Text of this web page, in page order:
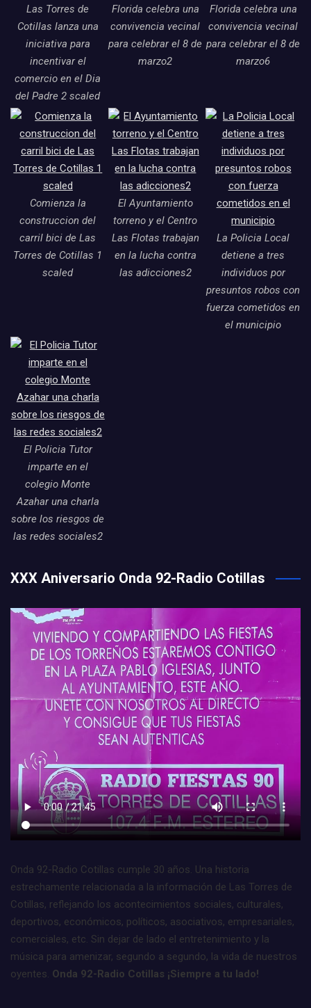
Las Torres de
Cotillas lanza una
iniciativa para
incentivar el
comercio en el Dia
del Padre 2 scaled
Florida celebra una
convivencia vecinal
para celebrar el 8 de
marzo2
Florida celebra una
convivencia vecinal
para celebrar el 8 de
marzo6
Comienza la
construccion del
carril bici de Las
Torres de Cotillas 1
scaled
El Ayuntamiento
torreno y el Centro
Las Flotas trabajan
en la lucha contra
las adicciones2
La Policia Local
detiene a tres
individuos por
presuntos robos con
fuerza cometidos en
el municipio
El Policia Tutor
imparte en el
colegio Monte
Azahar una charla
sobre los riesgos de
las redes sociales2
XXX Aniversario Onda 92-Radio Cotillas
Onda 92-Radio Cotillas cumple 30 años. Una historia
estrechamente relacionada a la información de Las Torres de
Cotillas, reflejando los acontecimientos sociales, culturales,
deportivos, económicos, políticos, asociativos, empresariales,
comerciales, etc. Sin dejar de lado el entretenimiento y la
música para amenizar, segundo a segundo, la vida de nuestros
oyentes. Onda 92-Radio Cotillas ¡Siempre a tu lado!